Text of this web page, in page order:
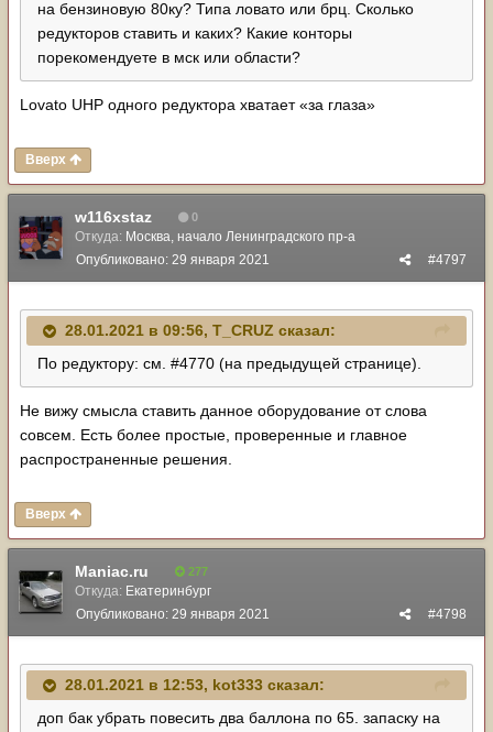
на бензиновую 80ку? Типа ловато или брц. Сколько
редукторов ставить и каких? Какие конторы
порекомендуете в мск или области?
Lovato UHP одного редуктора хватает «за глаза»
Вверх
w116xstaz 0
Откуда: Москва, начало Ленинградского пр-а
#4797
Опубликовано: 29 января 2021
28.01.2021 в 09:56, T_CRUZ сказал:
По редуктору: см. #4770 (на предыдущей странице).
Не вижу смысла ставить данное оборудование от слова
совсем. Есть более простые, проверенные и главное
распространенные решения.
Вверх
Maniac.ru 277
Откуда: Екатеринбург
#4798
Опубликовано: 29 января 2021
28.01.2021 в 12:53, kot333 сказал:
доп бак убрать повесить два баллона по 65. запаску на